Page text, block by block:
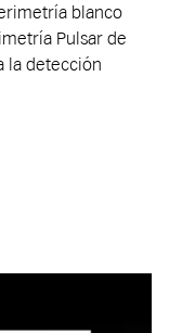
blanco
Pulsar de
la detección